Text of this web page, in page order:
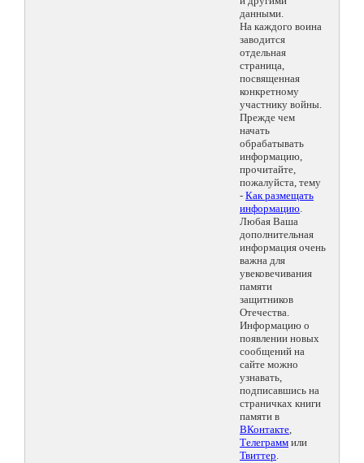
данными.
На каждого воина
заводится
отдельная
страница,
посвященная
конкретному
участнику войны.
Прежде чем
начать
обрабатывать
информацию,
прочитайте,
пожалуйста, тему
- Как размещать
информацию.
Любая Ваша
дополнительная
информация очень
важна для
увековечивания
памяти
защитников
Отечества.
Информацию о
появлении новых
сообщений на
сайте можно
узнавать,
подписавшись на
страничках книги
памяти в
ВКонтакте,
Телеграмм или
Твиттер.